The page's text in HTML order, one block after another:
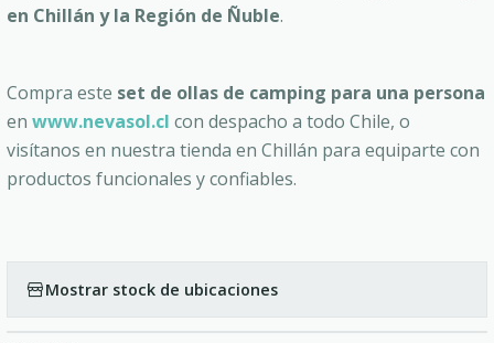
en Chillán y la Región de Ñuble.
Compra este set de ollas de camping para una persona
en www.nevasol.cl con despacho a todo Chile, o
visítanos en nuestra tienda en Chillán para equiparte con
productos funcionales y confiables.
Mostrar stock de ubicaciones